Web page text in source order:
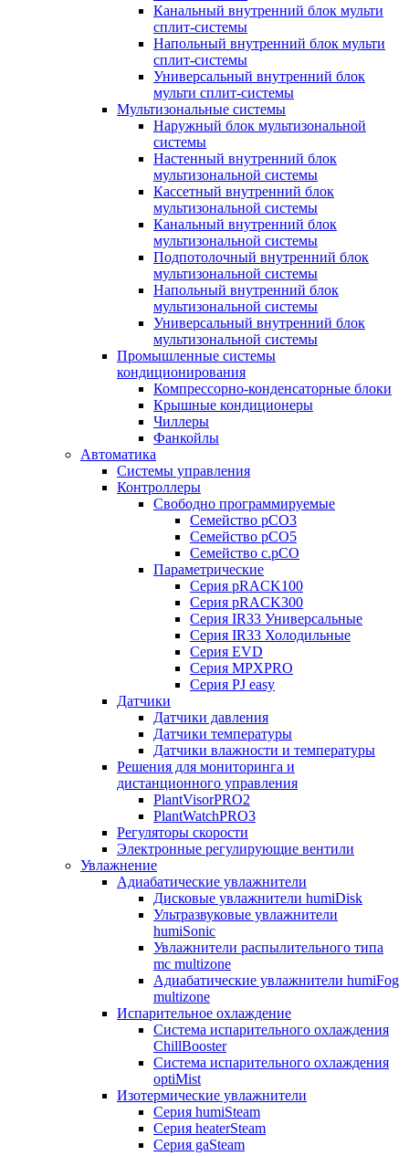
Канальный внутренний блок мульти
сплит-системы
Напольный внутренний блок мульти
сплит-системы
Универсальный внутренний блок
мульти сплит-системы
Мультизональные системы
Наружный блок мультизональной
системы
Настенный внутренний блок
мультизональной системы
Кассетный внутренний блок
мультизональной системы
Канальный внутренний блок
мультизональной системы
Подпотолочный внутренний блок
мультизональной системы
Напольный внутренний блок
мультизональной системы
Универсальный внутренний блок
мультизональной системы
Промышленные системы
кондиционирования
Компрессорно-конденсаторные блоки
Крышные кондиционеры
Чиллеры
Фанкойлы
Автоматика
Системы управления
Контроллеры
Свободно программируемые
Семейство pCO3
Семейство pCO5
Семейство c.pCO
Параметрические
Серия pRACK100
Серия pRACK300
Серия IR33 Универсальные
Серия IR33 Холодильные
Серия EVD
Серия MPXPRO
Серия PJ easy
Датчики
Датчики давления
Датчики температуры
Датчики влажности и температуры
Решения для мониторинга и
дистанционного управления
PlantVisorPRO2
PlantWatchPRO3
Регуляторы скорости
Электронные регулирующие вентили
Увлажнение
Адиабатические увлажнители
Дисковые увлажнители humiDisk
Ультразвуковые увлажнители
humiSonic
Увлажнители распылительного типа
mc multizone
Адиабатические увлажнители humiFog
multizone
Испарительное охлаждение
Система испарительного охлаждения
ChillBooster
Система испарительного охлаждения
optiMist
Изотермические увлажнители
Серия humiSteam
Серия heaterSteam
Серия gaSteam